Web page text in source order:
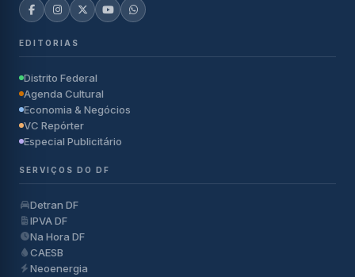
EDITORIAS
Distrito Federal
Agenda Cultural
Economia & Negócios
VC Repórter
Especial Publicitário
SERVIÇOS DO DF
Detran DF
IPVA DF
Na Hora DF
CAESB
Neoenergia